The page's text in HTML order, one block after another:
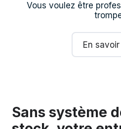
Vous voulez être
En
Sans système